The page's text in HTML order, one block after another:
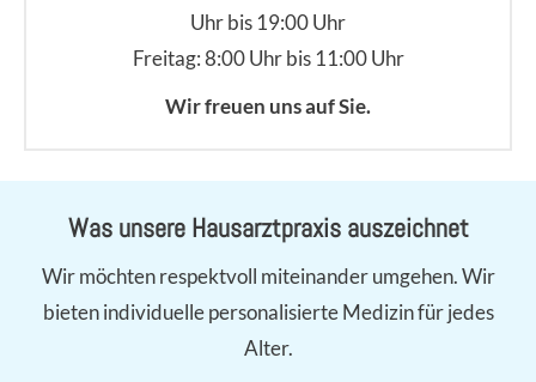
Uhr bis 19:00 Uhr
Freitag: 8:00 Uhr bis 11:00 Uhr
Wir freuen uns auf Sie.
Was unsere Hausarztpraxis auszeichnet
Wir möchten respektvoll miteinander umgehen. Wir
bieten individuelle personalisierte Medizin für jedes
Alter.